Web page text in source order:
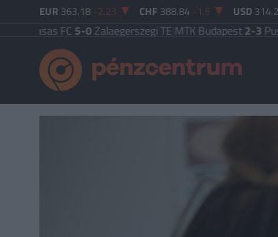
EUR 363.18 -2.23 CHF 388.84 -1.5 USD
FC5-0 Zalaegerszegi TE|MTK Budapest2-3Puskás